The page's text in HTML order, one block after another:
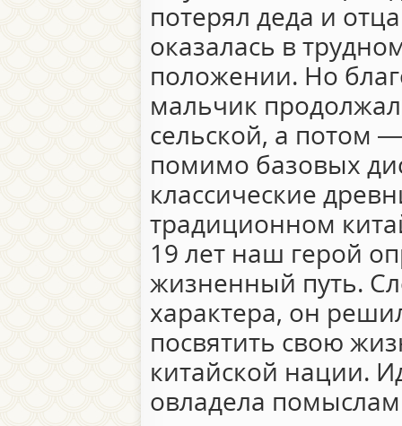
потерял деда и
оказалась в
положении. Но
мальчик
сельской, а потом
помимо базовых
классические
традиционном
19 лет наш герой
жизненный путь.
характера, он
посвятить свою
китайской нации.
овладела